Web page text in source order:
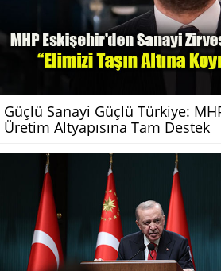
Güçlü Sanayi Güçlü Türkiye:
Üretim Altyapısına Tam Destek